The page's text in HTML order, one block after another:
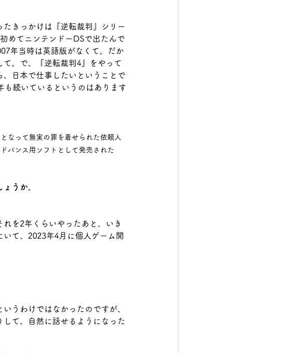
きっかけは『逆転裁判』シリー
めてニンテンドーDSで出たんで
年当時は英語版がなくて。だか
。で、『逆転裁判4』をやって
日本で仕事したいということで
も続いているというのはあります
なって無実の罪を着せられた依頼人
バンス用ソフトとして発売された
うか。
を2年くらいやったあと、いき
て、2023年4月に個人ゲーム開
うわけではなかったのですが、
て、自然に話せるようになった